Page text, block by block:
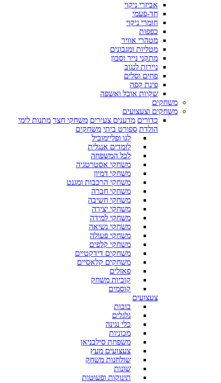
אביזרי ניקוי
חד-פעמי
חומרי ניקוי
כפפות
מטהרי אוויר
מטליות ומגבונים
מתקני נייר וסבון
ניירות לנגוב
פחים וסלים
פינת קפה
שקיות אוכל ואשפה
משחקים
משחקים וצעצועים
כדורים מדענים צעירים משחקי חצר מתנות לימי
הולדת ספורט ביתי משחקים
לגו ופליימוביל
לומדים אנגלית
לכל המשפחה
משחקי אסטרטגיה
משחקי דמיון
משחקי הרכבות ומגנט
משחקי חברה
משחקי חשיבה
משחקי יצירה
משחקי למידה
משחקי נשיאה
משחקי פעולה
משחקי קלפים
משחקים דידקטיים
משחקים קלאסיים
פאזלים
קוביות משחק
קוסמים
צעצועים
בובות
גלגלים
כלי נגינה
מכוניות
משפחת סילבניאן
צעצועים מעץ
שולחנות משחק
שונות
תינוקות ופעוטות